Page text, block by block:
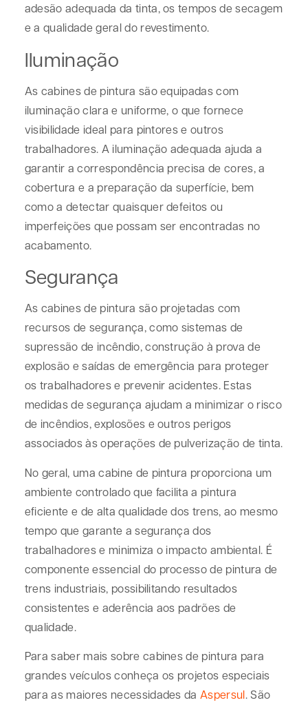
adesão adequada da tinta, os tempos de secagem
e a qualidade geral do revestimento.
Iluminação
As cabines de pintura são equipadas com
iluminação clara e uniforme, o que fornece
visibilidade ideal para pintores e outros
trabalhadores. A iluminação adequada ajuda a
garantir a correspondência precisa de cores, a
cobertura e a preparação da superfície, bem
como a detectar quaisquer defeitos ou
imperfeições que possam ser encontradas no
acabamento.
Segurança
As cabines de pintura são projetadas com
recursos de segurança, como sistemas de
supressão de incêndio, construção à prova de
explosão e saídas de emergência para proteger
os trabalhadores e prevenir acidentes. Estas
medidas de segurança ajudam a minimizar o risco
de incêndios, explosões e outros perigos
associados às operações de pulverização de tinta.
No geral, uma cabine de pintura proporciona um
ambiente controlado que facilita a pintura
eficiente e de alta qualidade dos trens, ao mesmo
tempo que garante a segurança dos
trabalhadores e minimiza o impacto ambiental. É
componente essencial do processo de pintura de
trens industriais, possibilitando resultados
consistentes e aderência aos padrões de
qualidade.
Para saber mais sobre cabines de pintura para
grandes veículos conheça os projetos especiais
para as maiores necessidades daAspersul. São